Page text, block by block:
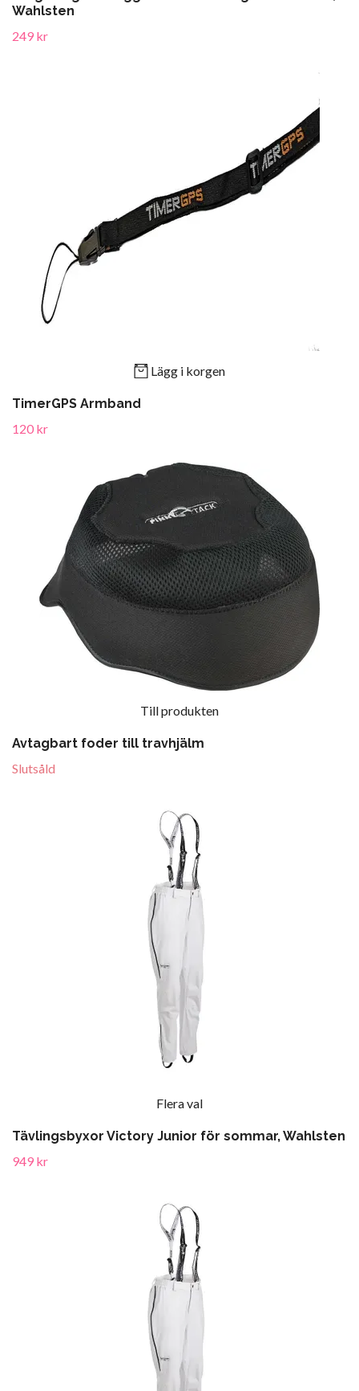
Wahlsten
249 kr
Lägg i korgen
TimerGPS Armband
120 kr
Till produkten
Avtagbart foder till travhjälm
Slutsåld
Flera val
Tävlingsbyxor Victory Junior för sommar, Wahlsten
949 kr